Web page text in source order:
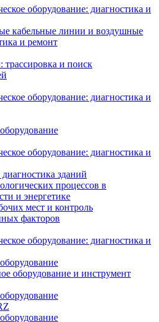
оборудование: диагностика и
кабельные линии и воздушные
и ремонт
трассировка и поиск
оборудование: диагностика и
оборудование: диагностика и
зданий
процессов в
и энергетике
мест и контроль
факторов
оборудование: диагностика и
оборудование и инструмент